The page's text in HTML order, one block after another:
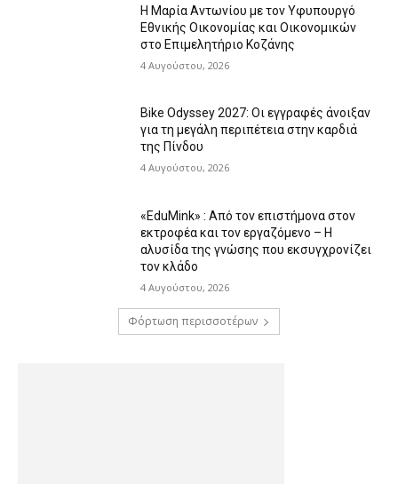
Η Μαρία Αντωνίου με τον Υφυπουργό
Εθνικής Οικονομίας και Οικονομικών
στο Επιμελητήριο Κοζάνης
4 Αυγούστου, 2026
Bike Odyssey 2027: Οι εγγραφές άνοιξαν
για τη μεγάλη περιπέτεια στην καρδιά
της Πίνδου
4 Αυγούστου, 2026
«EduMink» : Από τον επιστήμονα στον
εκτροφέα και τον εργαζόμενο – Η
αλυσίδα της γνώσης που εκσυγχρονίζει
τον κλάδο
4 Αυγούστου, 2026
Φόρτωση περισσοτέρων